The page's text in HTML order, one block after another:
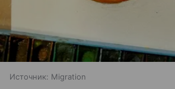
Источник: Migration